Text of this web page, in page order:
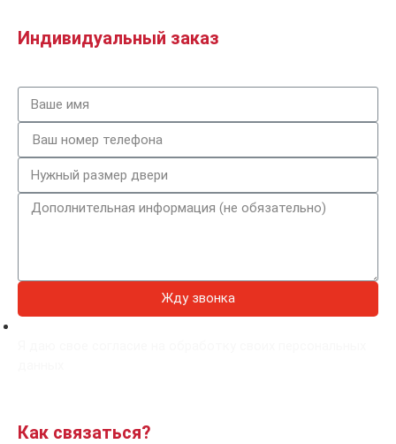
Индивидуальный заказ
Жду звонка
Как связаться?